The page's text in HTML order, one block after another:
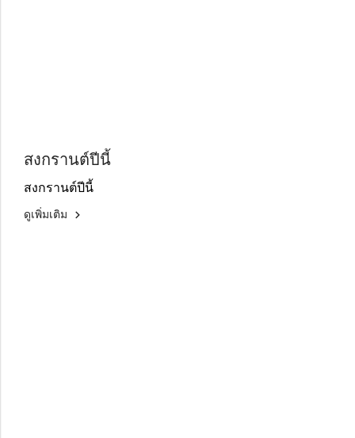
สงกรานต์ปีนี้
สงกรานต์ปีนี้
ดูเพิ่มเติม